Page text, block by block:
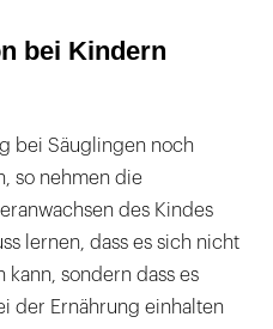
bei Kindern
bei Säuglingen noch
so nehmen die
des Kindes
lernen, dass es sich nicht
sondern dass es
der Ernährung einhalten